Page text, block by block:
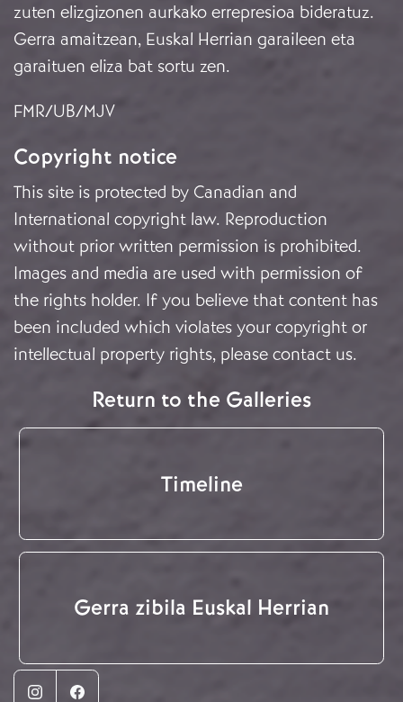
zuten elizgizonen aurkako errepresioa bideratuz.
Gerra amaitzean, Euskal Herrian garaileen eta
garaituen eliza bat sortu zen.
FMR/UB/MJV
Copyright notice
This site is protected by Canadian and
International copyright law. Reproduction
without prior written permission is prohibited.
Images and media are used with permission of
the rights holder. If you believe that content has
been included which violates your copyright or
intellectual property rights, please contact us.
Return to the Galleries
Timeline
Gerra zibila Euskal Herrian
InstagramFacebook